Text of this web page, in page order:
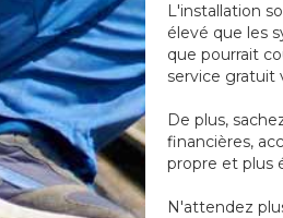
L'installation
élevé que les
que pourrait
service gratuit
De plus,
financières,
propre et plus
N'attendez